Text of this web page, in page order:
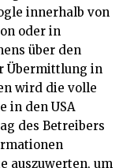
innerhalb von
oder in
über den
Übermittlung in
wird die volle
in den USA
des Betreibers
auszuwerten, um